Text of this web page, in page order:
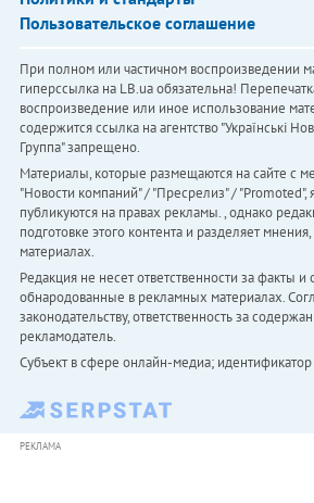
Пользовательское соглашение
При полном или частичном воспроизведении
гиперссылка на LB.ua обязательна!
воспроизведение или иное использование
содержится ссылка на агентство "Українськi
Группа" запрещено.
Материалы, которые размещаются на сайте с
"Новости компаний" / "Пресрелиз" /
публикуются на правах рекламы. , однако
подготовке этого контента и разделяет
материалах.
Редакция не несет ответственности за факты
обнародованные в рекламных материалах.
законодательству, ответственность за
рекламодатель.
Субъект в сфере онлайн-медиа;
РЕКЛАМА